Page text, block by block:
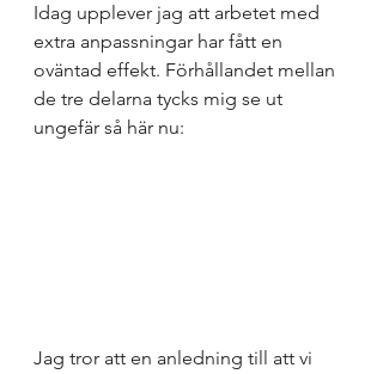
Idag upplever jag att arbetet med
extra anpassningar har fått en
oväntad effekt. Förhållandet mellan
de tre delarna tycks mig se ut
ungefär så här nu:
Jag tror att en anledning till att vi